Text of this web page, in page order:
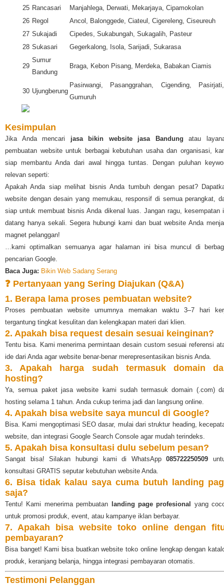
25 Rancasari
Manjahlega, Derwati, Mekarjaya, Cipamokolan
26 Regol
Ancol, Balonggede, Ciateul, Cigereleng, Ciseureuh
27 Sukajadi
Cipedes, Sukabungah, Sukagalih, Pasteur
28 Sukasari Gegerkalong, Isola, Sarijadi, Sukarasa
29
Sumur
Bandung
Braga, Kebon Pisang, Merdeka, Babakan Ciamis
30 Ujungberung
Pasirwangi, Pasanggrahan, Cigending, Pasirjati,
Gumuruh
Kesimpulan
Jika Anda mencari jasa bikin website jasa Bandung atau
pembuatan website untuk berbagai kebutuhan usaha dan organisasi,
siap membantu Anda dari awal hingga tuntas. Dengan puluhan
relevan seperti:
Apakah Anda siap melihat bisnis Anda tumbuh dengan pesat?
website dengan desain yang memukau, responsif di semua perangkat,
siap untuk membuat bisnis Anda dikenal luas. Jangan ragu, kesempatan
datang hanya sekali. Segera hubungi kami dan buat website Anda
magnet pelanggan!
…kami optimalkan semuanya agar halaman ini bisa muncul di
pencarian Google.
Baca Juga: Bikin Web Sadang Serang
❓ Pertanyaan yang Sering Diajukan (Q&A)
1. Berapa lama proses pembuatan website?
Proses pembuatan website umumnya memakan waktu 3–7 hari
tergantung tingkat kesulitan dan kelengkapan materi dari klien.
2. Apakah bisa request desain sesuai keinginan?
Tentu bisa. Kami menerima permintaan desain custom sesuai referensi
ide dari Anda agar website benar-benar merepresentasikan bisnis Anda.
3. Apakah harga sudah termasuk domain
hosting?
Ya, semua paket jasa website kami sudah termasuk domain (.com)
hosting selama 1 tahun. Anda cukup terima jadi dan langsung online.
4. Apakah bisa website saya muncul di Google?
Bisa. Kami mengoptimasi SEO dasar, mulai dari struktur heading,
website, dan integrasi Google Search Console agar mudah terindeks.
5. Apakah bisa konsultasi dulu sebelum pesan?
Sangat bisa! Silakan hubungi kami di WhatsApp085722250509
konsultasi GRATIS seputar kebutuhan website Anda.
6. Bisa tidak kalau saya cuma butuh landing
saja?
Tentu! Kami menerima pembuatan landing page profesional
yang
untuk promosi produk, event, atau kampanye iklan berbayar.
7. Apakah bisa website toko online dengan
pembayaran?
Bisa banget! Kami bisa buatkan website toko online lengkap dengan
produk, keranjang belanja, hingga integrasi pembayaran otomatis.
Testimoni Pelanggan